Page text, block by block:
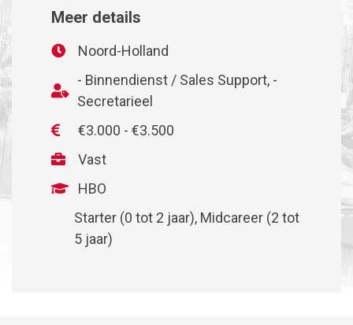
Meer details
Noord-Holland
- Binnendienst / Sales Support -
Secretarieel
€3.000 - €3.500
Vast
HBO
Starter (0 tot 2 jaar) Midcareer (2 tot
5 jaar)